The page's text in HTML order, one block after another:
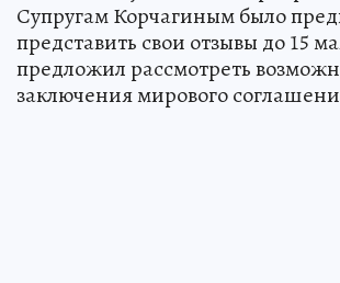
Супругам Корчагиным было
представить свои отзывы до 15
предложил рассмотреть
заключения мирового